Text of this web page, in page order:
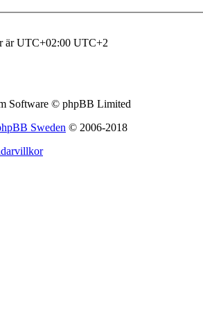
är UTC+02:00 UTC+2
Software © phpBB Limited
Sweden © 2006-2018